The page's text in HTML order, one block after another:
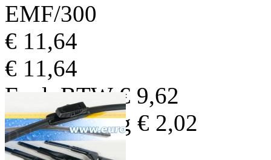
EMF/300
€ 11,64
€ 11,64
Excl. BTW € 9,62
BTW Bedrag € 2,02